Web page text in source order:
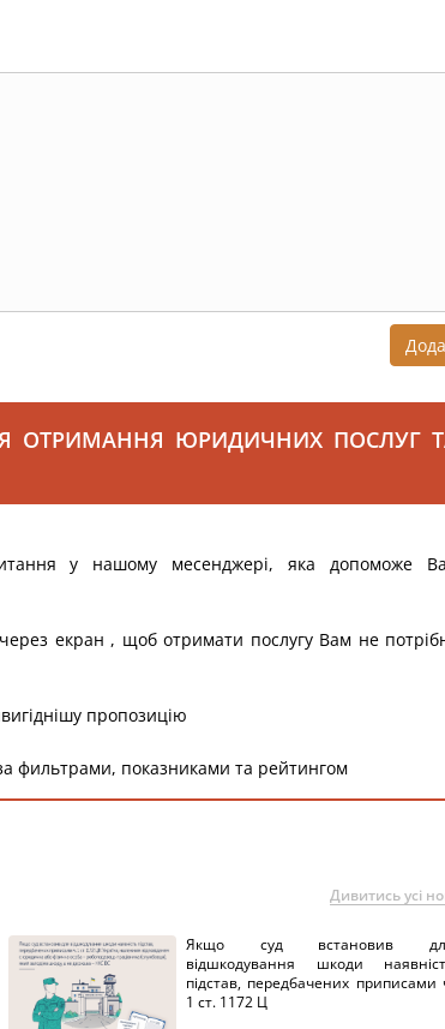
ОТРИМАННЯ ЮРИДИЧНИХ ПОСЛУГ
у нашому месенджері, яка допоможе
екран , щоб отримати послугу Вам не
пропозицію
фильтрами, показниками та рейтингом
Дивитись усі
Якщо суд встановив
відшкодування шкоди
підстав, передбачених приписами
1 ст. 1172 Ц